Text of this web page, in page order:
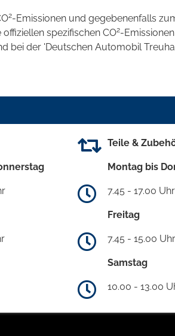
2-Emissionen und gegebenenfalls
spezifischen CO2-
bei der 'Deutschen Automobil
Teile &
Montag bis
7.45 - 17.00 Uhr
Freitag
7.45 - 15.00 Uhr
Samstag
10.00 - 13.00